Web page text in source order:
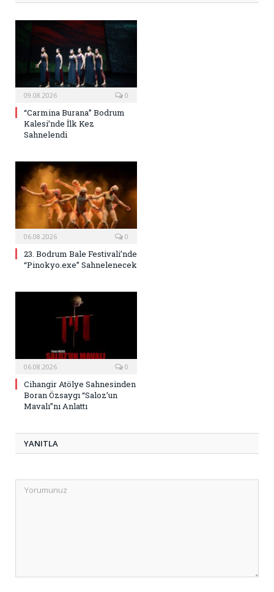
09.08.2026 0
“Carmina Burana” Bodrum
Kalesi’nde İlk Kez
Sahnelendi
06.08.2026 0
23. Bodrum Bale Festivali’nde
“Pinokyo.exe” Sahnelenecek
06.08.2026 0
Cihangir Atölye Sahnesinden
Boran Özsaygı “Saloz’un
Mavalı”nı Anlattı
YANITLA